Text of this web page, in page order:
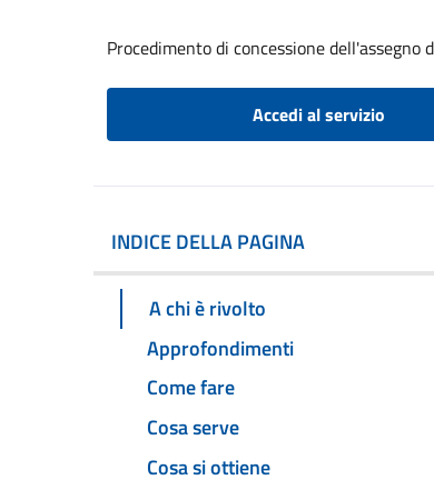
Procedimento di concessione dell'assegno
Accedi al servizio
INDICE DELLA PAGINA
A chi è rivolto
Approfondimenti
Come fare
Cosa serve
Cosa si ottiene